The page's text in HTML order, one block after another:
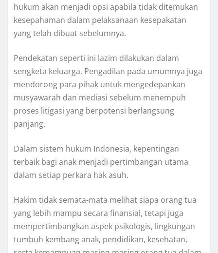
hukum akan menjadi opsi apabila tidak ditemukan
kesepahaman dalam pelaksanaan kesepakatan
yang telah dibuat sebelumnya.
Pendekatan seperti ini lazim dilakukan dalam
sengketa keluarga. Pengadilan pada umumnya juga
mendorong para pihak untuk mengedepankan
musyawarah dan mediasi sebelum menempuh
proses litigasi yang berpotensi berlangsung
panjang.
Dalam sistem hukum Indonesia, kepentingan
terbaik bagi anak menjadi pertimbangan utama
dalam setiap perkara hak asuh.
Hakim tidak semata-mata melihat siapa orang tua
yang lebih mampu secara finansial, tetapi juga
mempertimbangkan aspek psikologis, lingkungan
tumbuh kembang anak, pendidikan, kesehatan,